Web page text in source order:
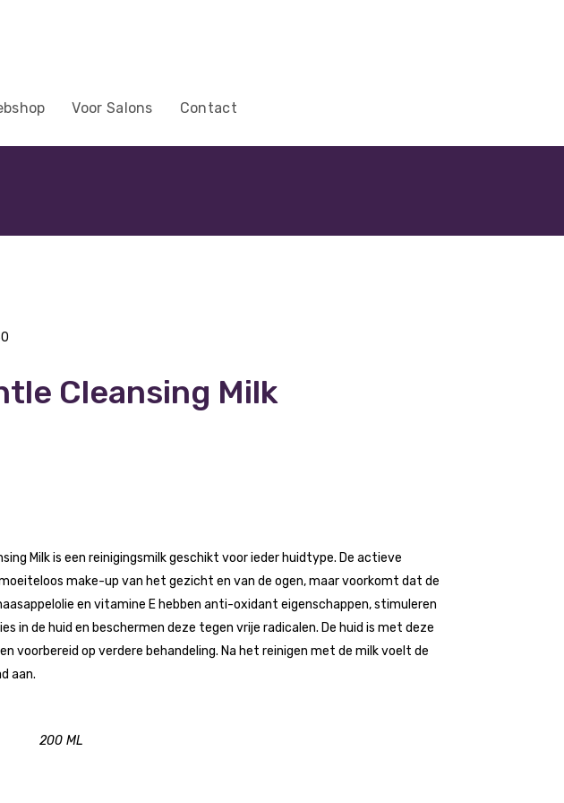
Voor Salons Contact
Cleansing Milk
Milk is een reinigingsmilk geschikt voor ieder huidtype. De actieve
make-up van het gezicht en van de ogen, maar voorkomt dat de
en vitamine E hebben anti-oxidant eigenschappen, stimuleren
in de huid en beschermen deze tegen vrije radicalen. De huid is met deze
voorbereid op verdere behandeling. Na het reinigen met de milk voelt de
aan.
200 ML